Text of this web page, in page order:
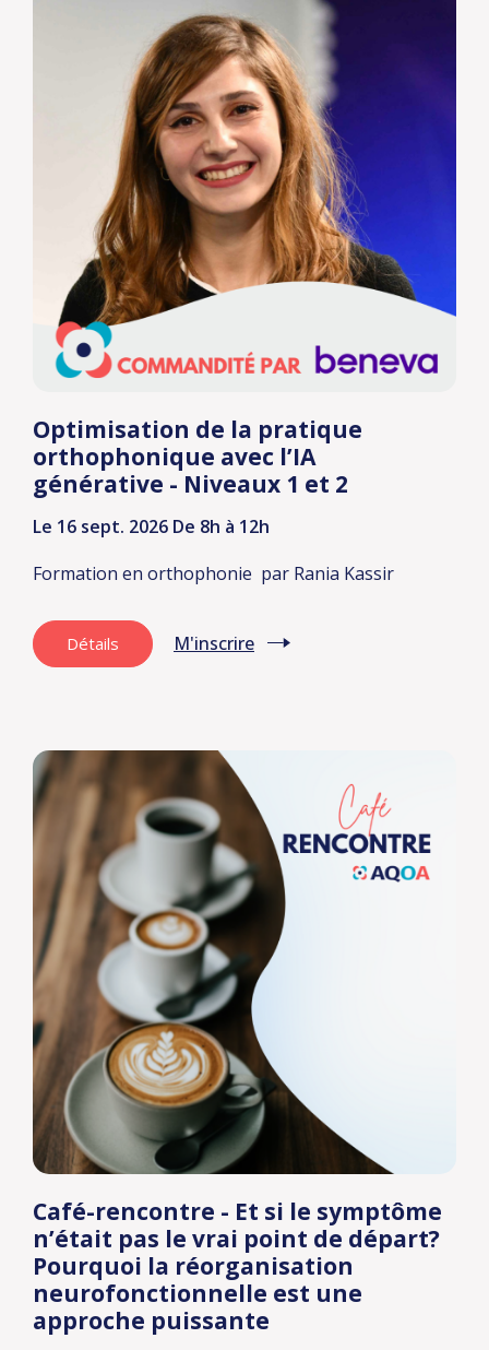
Optimisation de la pratique
orthophonique avec l’IA
générative - Niveaux 1 et 2
Le 16 sept. 2026 De 8h à 12h
Formation en orthophonie par Rania Kassir
Détails M'inscrire
Café-rencontre - Et si le symptôme
n’était pas le vrai point de départ?
Pourquoi la réorganisation
neurofonctionnelle est une
approche puissante